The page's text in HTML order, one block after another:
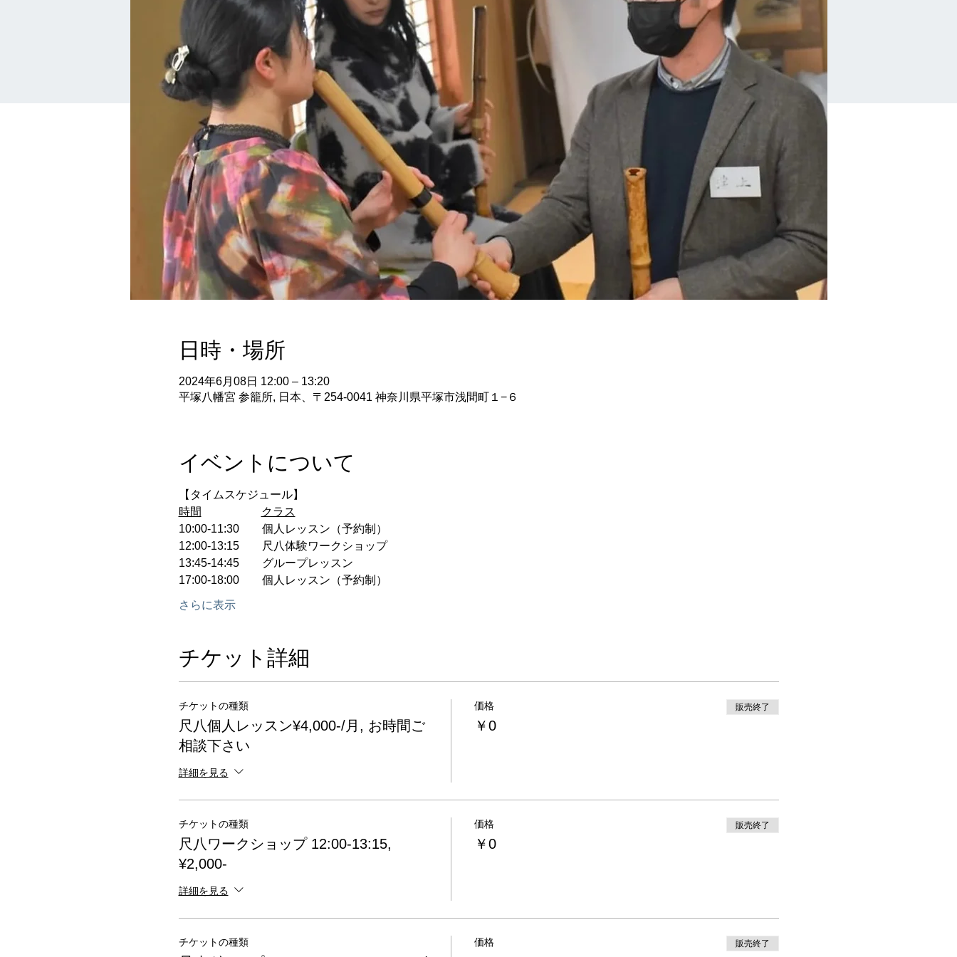
日時・場所
2024年6月08日 12:00 – 13:20
平塚八幡宮 参籠所, 日本、〒254-0041 神奈川県平塚市浅間町１−６
イベントについて
【タイムスケジュール】
時間
クラス
10:00-11:30　　個人レッスン（予約制）
12:00-13:15　　尺八体験ワークショップ
13:45-14:45　　グループレッスン
17:00-18:00　　個人レッスン（予約制）
さらに表示
チケット詳細
チケットの種類
尺八個人レッスン¥4,000-/月, お時間ご
相談下さい
詳細を見る
価格
￥0
販売終了
チケットの種類
尺八ワークショップ 12:00-13:15,
¥2,000-
詳細を見る
価格
￥0
販売終了
チケットの種類 価格 販売終了